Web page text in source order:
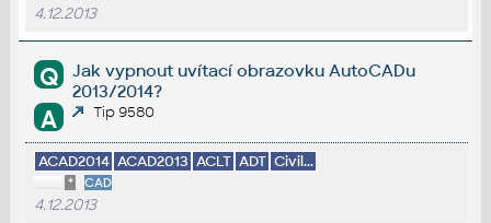
4.12.2013
Q
Jak vypnout uvítací obrazovku AutoCADu
2013/2014?
A Tip 9580
ACAD2014 ACAD2013 ACLT ADT Civil...
* CAD
4.12.2013